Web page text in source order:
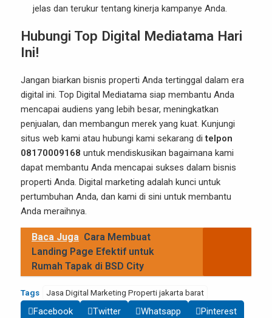
jelas dan terukur tentang kinerja kampanye Anda.
Hubungi Top Digital Mediatama Hari
Ini!
Jangan biarkan bisnis properti Anda tertinggal dalam era
digital ini. Top Digital Mediatama siap membantu Anda
mencapai audiens yang lebih besar, meningkatkan
penjualan, dan membangun merek yang kuat. Kunjungi
situs web kami atau hubungi kami sekarang ditelpon
08170009168 untuk mendiskusikan bagaimana kami
dapat membantu Anda mencapai sukses dalam bisnis
properti Anda. Digital marketing adalah kunci untuk
pertumbuhan Anda, dan kami di sini untuk membantu
Anda meraihnya.
Baca Juga Cara Membuat
Landing Page Efektif untuk
Rumah Tapak di BSD City
Tags Jasa Digital Marketing Properti jakarta barat
Facebook Twitter Whatsapp Pinterest